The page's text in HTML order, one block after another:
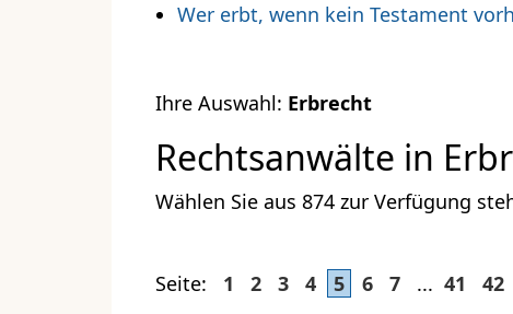
Wer erbt, wenn kein Testament
Ihre Auswahl: Erbrecht
Rechtsanwälte in
Wählen Sie aus 874 zur Verfügung
Seite: 1 2 3 4 5 6 7 ... 41 42